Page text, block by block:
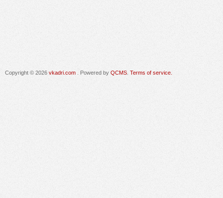
Copyright © 2026 vkadri.com . Powered by QCMS Terms of service.